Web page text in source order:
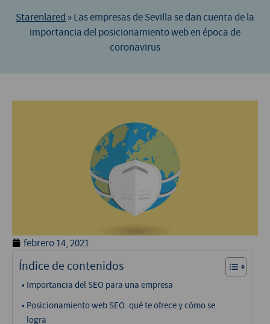
Starenlared »Las empresas de Sevilla se dan cuenta de la
importancia del posicionamiento web en época de
coronavirus
febrero 14, 2021
Índice de contenidos
Importancia del SEO para una empresa
Posicionamiento web SEO: qué te ofrece y cómo se
logra